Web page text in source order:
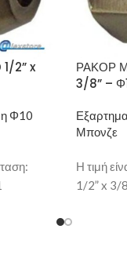
2” x
Φ10
ΡΑΚΟΡ
3/8” –
Μπονζε
Η τιμή
1/2” x 3/